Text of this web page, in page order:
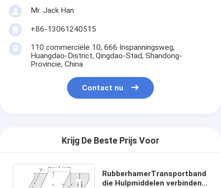
Mr. Jack Han
+86-13061240515
110 commerciële 10, 666 Inspanningsweg,
Huangdao-District, Qingdao-Stad, Shandong-
Provincie, China
Contact nu
Krijg De Beste Prijs Voor
RubberhamerTransportband
die Hulpmiddelen verbinden